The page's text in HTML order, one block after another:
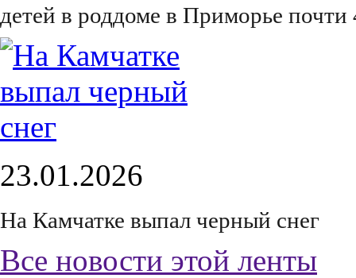
детей в роддоме в Приморье почти
23.01.2026
На Камчатке выпал черный снег
Все новости этой ленты